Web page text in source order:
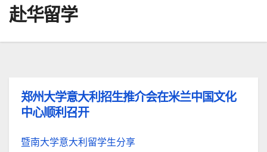
赴华留学
郑州大学意大利招生推介会在米兰中国文化
中心顺利召开
暨南大学意大利留学生分享